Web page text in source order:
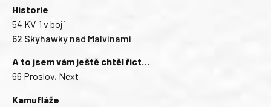
Historie
54 KV-1 v boji
62 Skyhawky nad Malvínami
A to jsem vám ještě chtěl říct…
66 Proslov, Next
Kamufláže